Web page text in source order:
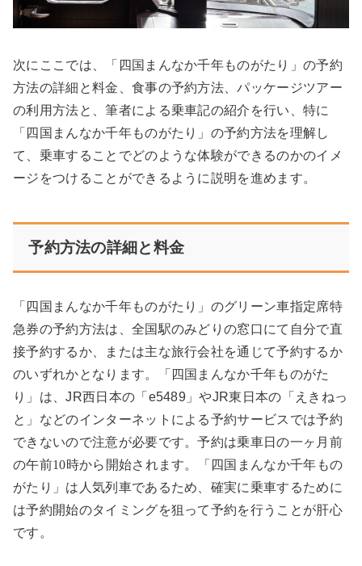
次にここでは、「四国まんなか千年ものがたり」の予約
方法の詳細と料金、食事の予約方法、パッケージツアー
の利用方法と、筆者による乗車記の紹介を行い、特に
「四国まんなか千年ものがたり」の予約方法を理解し
て、乗車することでどのような体験ができるのかのイメ
ージをつけることができるように説明を進めます。
予約方法の詳細と料金
「四国まんなか千年ものがたり」のグリーン車指定席特
急券の予約方法は、全国駅のみどりの窓口にて自分で直
接予約するか、または主な旅行会社を通じて予約するか
のいずれかとなります。「四国まんなか千年ものがた
り」は、JR西日本の「e5489」やJR東日本の「えきねっ
と」などのインターネットによる予約サービスでは予約
できないので注意が必要です。予約は乗車日の一ヶ月前
の午前10時から開始されます。「四国まんなか千年もの
がたり」は人気列車であるため、確実に乗車するために
は予約開始のタイミングを狙って予約を行うことが肝心
です。